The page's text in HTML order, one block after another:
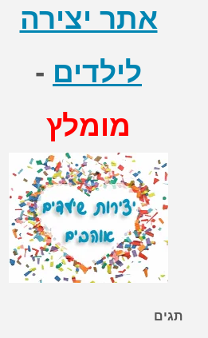
אתר יצירה
לילדים -
מומלץ
תגים